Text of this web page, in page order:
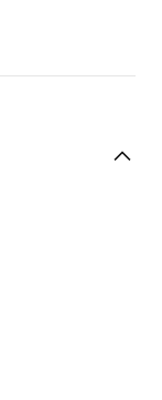
€ 69,99